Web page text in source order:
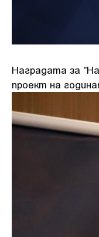
Наградата за
проект на